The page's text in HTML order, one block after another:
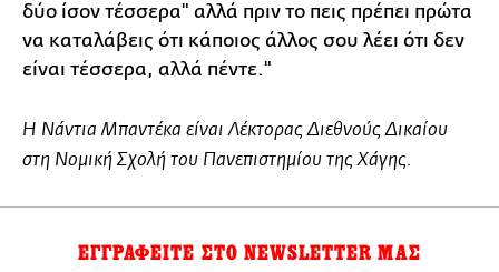
δύο ίσον τέσσερα" αλλά πριν το πεις πρέπει πρώτα
να καταλάβεις ότι κάποιος άλλος σου λέει ότι δεν
είναι τέσσερα, αλλά πέντε."
Η Νάντια Μπαντέκα είναι Λέκτορας Διεθνούς Δικαίου
στη Νομική Σχολή του Πανεπιστημίου της Χάγης.
ΕΓΓΡΑΦΕΙΤΕ ΣΤΟ NEWSLETTER ΜΑΣ